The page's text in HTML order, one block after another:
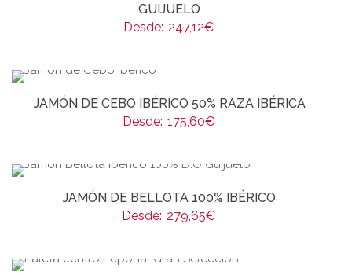
GUIJUELO
Desde: 247,12€
JAMÓN DE CEBO IBÉRICO 50% RAZA IBÉRICA
Desde: 175,60€
JAMÓN DE BELLOTA 100% IBÉRICO
Desde: 279,65€